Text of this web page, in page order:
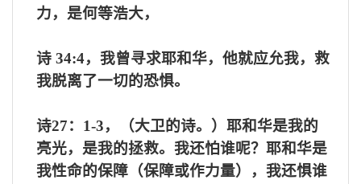
力，是何等浩大，
诗 34:4，我曾寻求耶和华，他就应允我，救
我脱离了一切的恐惧。
诗27： 1-3，（大卫的诗。）耶和华是我的
亮光，是我的拯救。我还怕谁呢？耶和华是
我性命的保障（保障或作力量），我还惧谁